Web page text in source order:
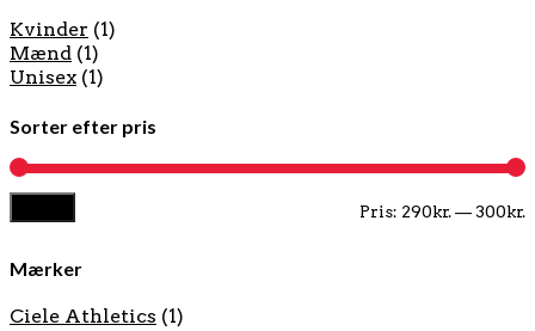
Kvinder (1)
Mænd (1)
Unisex (1)
Sorter efter pris
Pris: 290kr.—300kr.
Mærker
Ciele Athletics (1)